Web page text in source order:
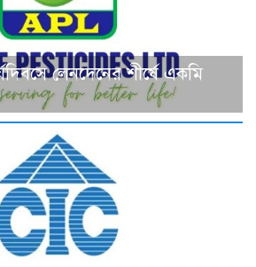
লেনদেনের শীর্ষে একমি